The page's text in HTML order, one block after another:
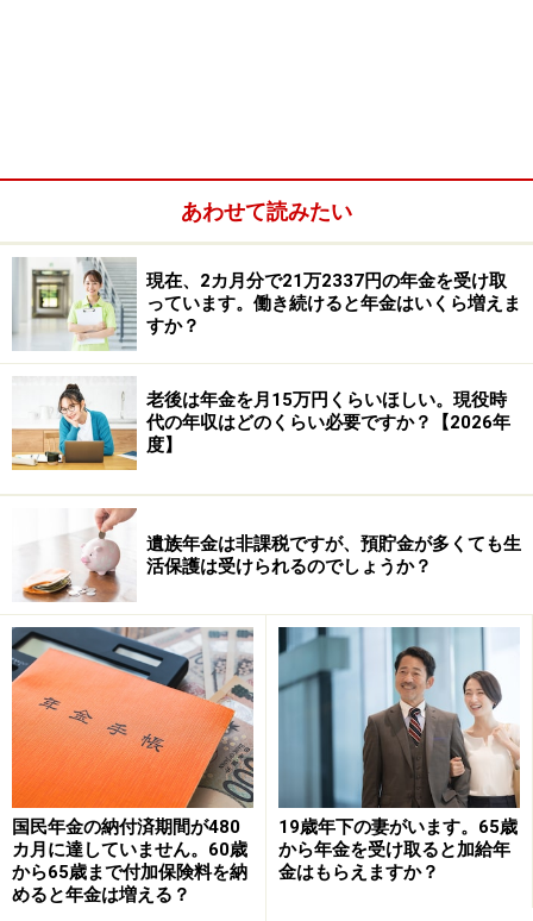
らもらえる老齢基礎年金額が年間で約4万円
減ります。過去10年以内の分は追納できま
すので検討してみては
結論からいうと、学生納付特例の期間が2年間で、追納
しない場合、65歳からもらえる老齢基礎年金額が年間で
約4万円減ることになります。老齢基礎年金は20歳～60
歳未満で480カ月支払うと満額の79万5000円（2023年
（令和5年）度、新規裁定者の場合）がもらえることに
なります。480カ月分のうち、24カ月分を支払っていな
×24カ月／480カ月＝約4万円）。
あわせて読みたい
現在、2カ月分で21万2337円の年金を受け取
っています。働き続けると年金はいくら増えま
すか？
老後は年金を月15万円くらいほしい。現役時
代の年収はどのくらい必要ですか？【2026年
度】
遺族年金は非課税ですが、預貯金が多くても生
活保護は受けられるのでしょうか？
国民年金の納付済期間が480
カ月に達していません。60歳
から65歳まで付加保険料を納
めると年金は増える？
19歳年下の妻がいます。65歳
から年金を受け取ると加給年
金はもらえますか？